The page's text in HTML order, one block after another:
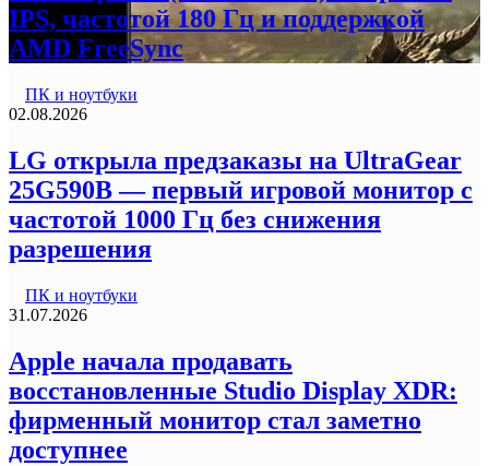
IPS, частотой 180 Гц и поддержкой
AMD FreeSync
ПК и ноутбуки
02.08.2026
LG открыла предзаказы на UltraGear
25G590B — первый игровой монитор с
частотой 1000 Гц без снижения
разрешения
ПК и ноутбуки
31.07.2026
Apple начала продавать
восстановленные Studio Display XDR:
фирменный монитор стал заметно
доступнее